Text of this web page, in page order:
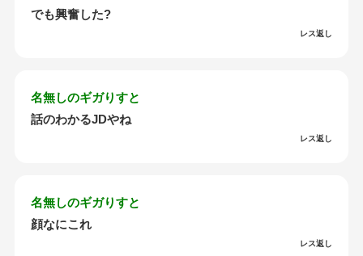
でも興奮した?
レス返し
名無しのギガりすと
話のわかるJDやね
レス返し
名無しのギガりすと
顔なにこれ
レス返し